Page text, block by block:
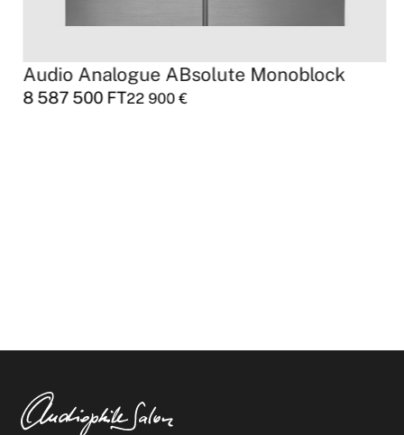
Audio Analogue ABsolute Monoblock
8 587 500FT22 900 €